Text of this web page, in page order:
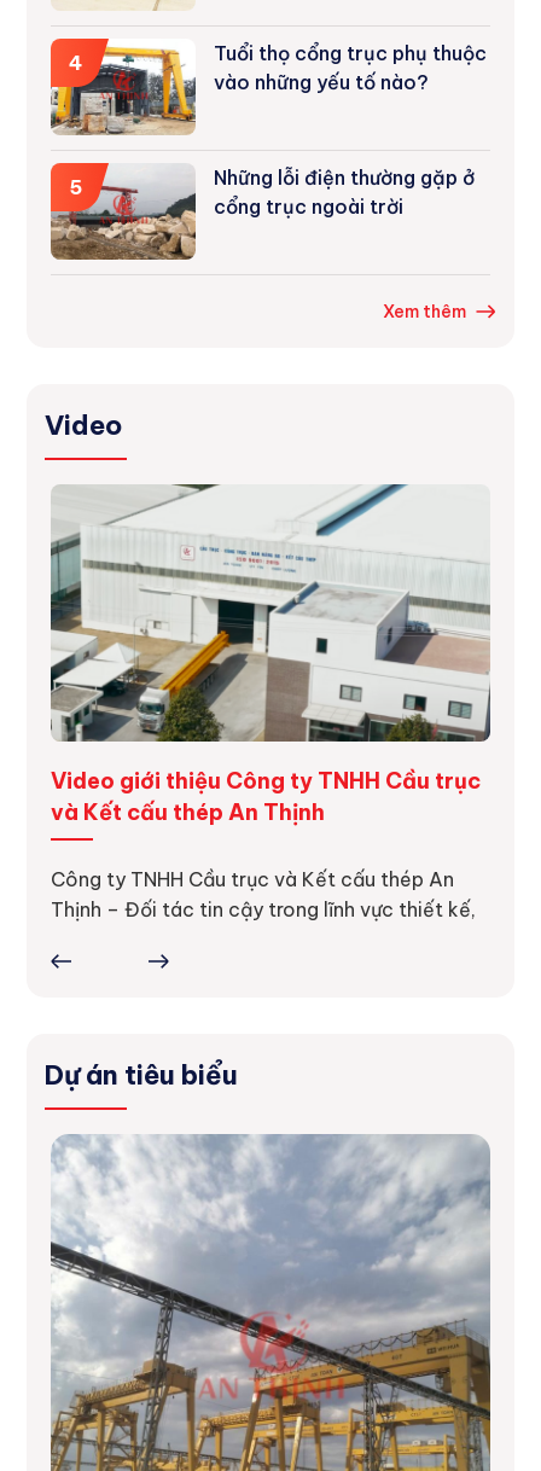
4
Tuổi thọ cổng trục phụ thuộc
vào những yếu tố nào?
5
Những lỗi điện thường gặp ở
cổng trục ngoài trời
Xem thêm
Video
Video giới thiệu Công ty TNHH Cầu trục
và Kết cấu thép An Thịnh
Công ty TNHH Cầu trục và Kết cấu thép An
Thịnh – Đối tác tin cậy trong lĩnh vực thiết kế,
Dự án tiêu biểu